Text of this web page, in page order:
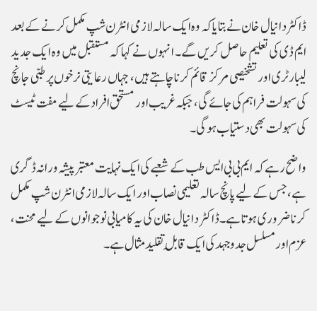
ڈاکٹر دانیال خان نے بتایا کہ وہ ایک سالہ لازمی انٹرن شپ مکمل کرنے کے بعد
ایم ڈی کی تعلیم حاصل کریں گے۔ انہوں نے کہا کہ مستقبل میں وہ ایک جدید
لیبارٹری اور تشخیصی مرکز قائم کرنا چاہتے ہیں، جہاں رعایتی نرخوں پر طبی جانچ
کی سہولت فراہم کی جائے گی، جبکہ غریب اور مستحق افراد کے لیے مفت ٹیسٹ
کی سہولت بھی دستیاب ہوگی۔
واضح رہے کہ ایم بی بی ایس طب کے شعبے کی ایک نہایت معتبر پیشہ ورانہ ڈگری
ہے، جس کے لیے پانچ سالہ تعلیمی نصاب اور ایک سالہ لازمی انٹرن شپ مکمل
کرنا ضروری ہوتا ہے۔ ڈاکٹر دانیال خان کی یہ کامیابی نوجوانوں کے لیے محنت،
عزم اور مسلسل جدوجہد کی ایک قابلِ تقلید مثال ہے۔